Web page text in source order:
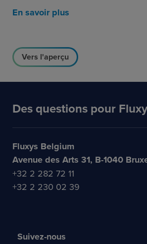
Vers l'aperçu
En savoir plus
Des questions pour
Fluxys Belgium
Avenue des Arts 31, B-1040
+32 2 282 72 11
+32 2 230 02 39
Suivez-nous